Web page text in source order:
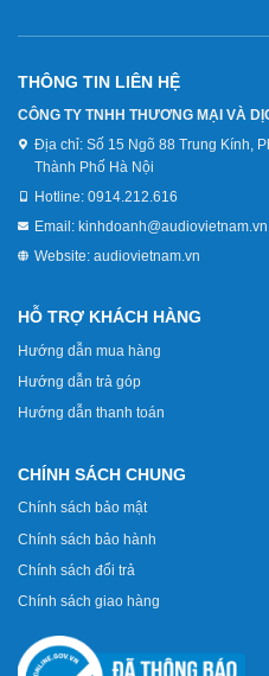
THÔNG TIN LIÊN HỆ
CÔNG TY TNHH THƯƠNG MẠI VÀ
Địa chỉ: Số 15 Ngõ 88 Trung Kính,
Thành Phố Hà Nội
Hotline: 0914.212.616
Email: kinhdoanh@audiovietnam.vn
Website: audiovietnam.vn
HỖ TRỢ KHÁCH HÀNG
Hướng dẫn mua hàng
Hướng dẫn trả góp
Hướng dẫn thanh toán
CHÍNH SÁCH CHUNG
Chính sách bảo mật
Chính sách bảo hành
Chính sách đổi trả
Chính sách giao hàng